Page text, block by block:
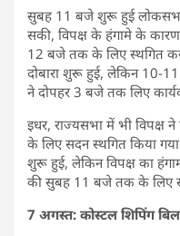
सुबह 11 बजे शुरू हुई
सकी, विपक्ष के हंगामे के
12 बजे तक के लिए स्थगित कर
दोबारा शुरू हुई, लेकिन 10-11
ने दोपहर 3 बजे तक लिए
इधर, राज्यसभा में भी विपक्ष
के लिए सदन स्थगित किया
शुरू हुई, लेकिन विपक्ष का
की सुबह 11 बजे तक के लिए
7 अगस्त: कोस्टल शिपिंग